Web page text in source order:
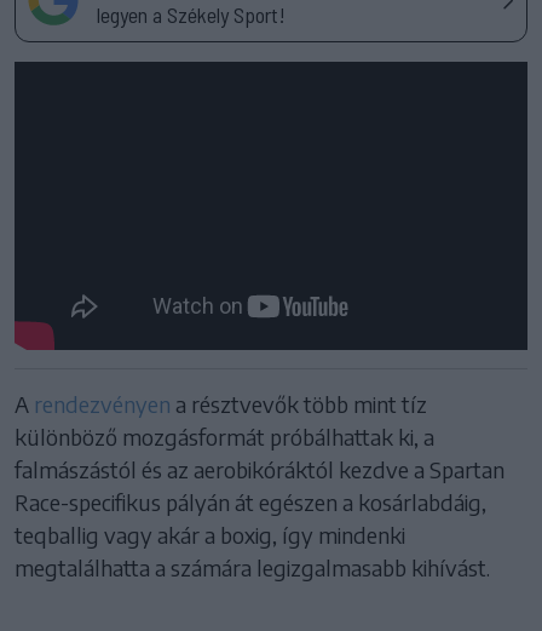
legyen a Székely Sport!
A rendezvényen a résztvevők több mint tíz
különböző mozgásformát próbálhattak ki, a
falmászástól és az aerobikóráktól kezdve a Spartan
Race-specifikus pályán át egészen a kosárlabdáig,
teqballig vagy akár a boxig, így mindenki
megtalálhatta a számára legizgalmasabb kihívást.